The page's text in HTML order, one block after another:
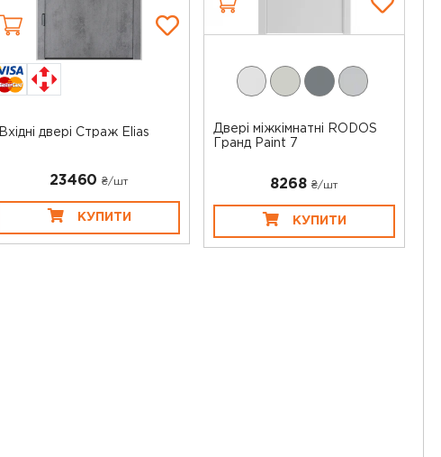
Вхідні двері Страж Elias
23460 ₴/шт
КУПИТИ
Двері міжкімнатні RODOS
Гранд Paint 7
8268 ₴/шт
КУПИТИ